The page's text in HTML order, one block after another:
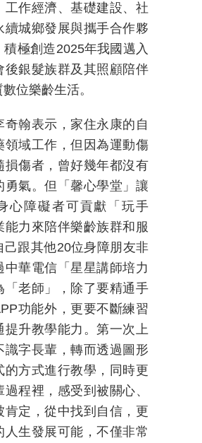
工作經濟、基礎建設、社
續城鄉發展與攜手合作夥
積極創造2025年我國邁入
後銀髮族群及其照顧陪伴
位樂齡生活。
奇翰表示，家住永康的自
領域工作，但因為運動傷
損傷者，曾好幾年都沒有
勇氣。但「馨心學堂」讓
心障礙者可貢獻「玩手
能力來陪伴樂齡族群和服
己跟其他20位身障朋友非
中華電信「星星講師培力
「老師」，除了要精通手
功能外，更要不斷練習
提升教學能力。第一次上
識字長輩，轉而透過圖形
的方式進行教學，同時更
程裡，感受到被關心、
肯定，從中找到自信，更
人生發展可能，不僅非常